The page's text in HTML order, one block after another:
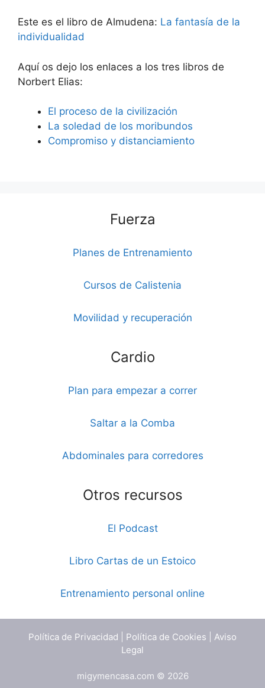
Este es el libro de Almudena: La fantasía de la
individualidad
Aquí os dejo los enlaces a los tres libros de
Norbert Elias:
El proceso de la civilización
La soledad de los moribundos
Compromiso y distanciamiento
Fuerza
Planes de Entrenamiento
Cursos de Calistenia
Movilidad y recuperación
Cardio
Plan para empezar a correr
Saltar a la Comba
Abdominales para corredores
Otros recursos
El Podcast
Libro Cartas de un Estoico
Entrenamiento personal online
Política de Privacidad Política de Cookies
Aviso
Legal
migymencasa.com © 2026